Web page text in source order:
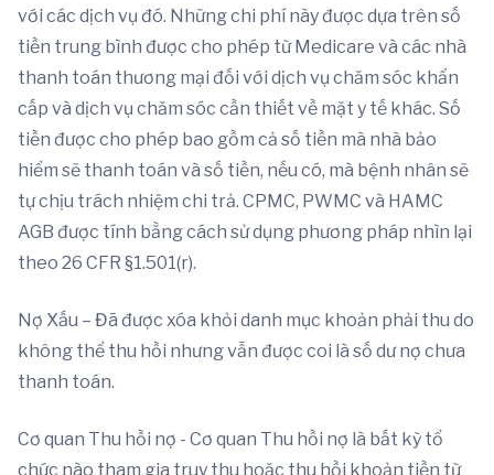
với các dịch vụ đó. Những chi phí này được dựa trên số
tiền trung bình được cho phép từ Medicare và các nhà
thanh toán thương mại đối với dịch vụ chăm sóc khẩn
cấp và dịch vụ chăm sóc cần thiết về mặt y tế khác. Số
tiền được cho phép bao gồm cả số tiền mà nhà bảo
hiểm sẽ thanh toán và số tiền, nếu có, mà bệnh nhân sẽ
tự chịu trách nhiệm chi trả. CPMC, PWMC và HAMC
AGB được tính bằng cách sử dụng phương pháp nhìn lại
theo 26 CFR §1.501(r).
Nợ Xấu – Đã được xóa khỏi danh mục khoản phải thu do
không thể thu hồi nhưng vẫn được coi là số dư nợ chưa
thanh toán.
Cơ quan Thu hồi nợ - Cơ quan Thu hồi nợ là bất kỳ tổ
chức nào tham gia truy thu hoặc thu hồi khoản tiền từ